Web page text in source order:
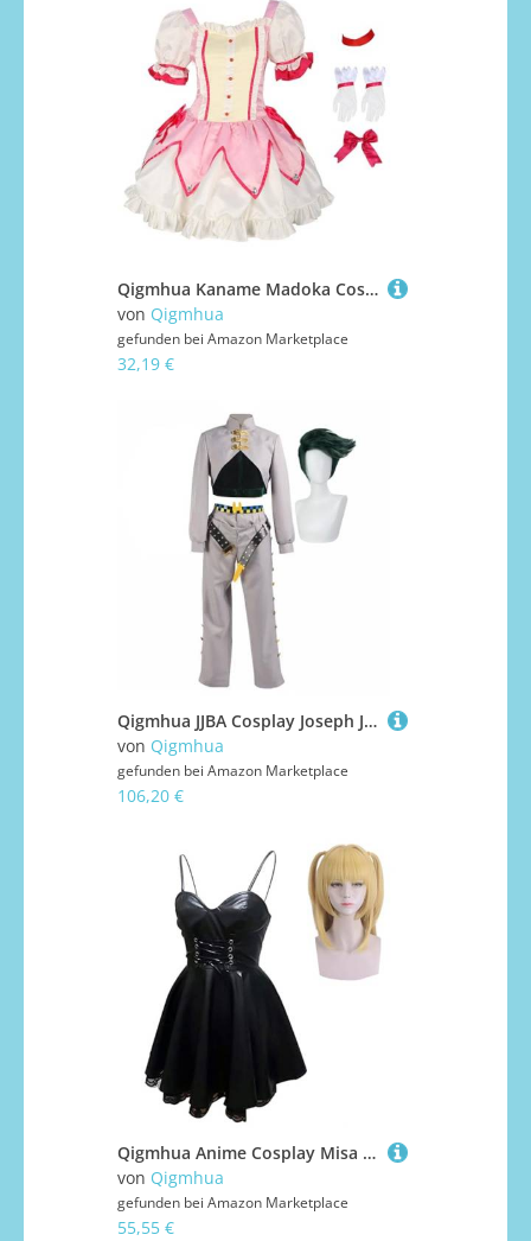
Qigmhua Kaname Madoka Cosplay Kostüm Outfit Uniformkleid Komplettes Set mit Handschuhen Socken Halloween Karneval Party Rollenspiel Anzug für Frauen
von Qigmhua
gefunden bei Amazon Marketplace
32,19 €
Qigmhua JJBA Cosplay Joseph Joestar/Kishibe Rohan Kostüm Anime-Männer-Cosplay Outfits mit Accessoires Halloween Rollenspiel Kostümanzüge
von Qigmhua
gefunden bei Amazon Marketplace
106,20 €
Qigmhua Anime Cosplay Misa Amane Gothic Kleid Halloween Kostüm Misa Amane Schuluniform Ballkleid Weste Oberteil Rock Anzug
von Qigmhua
gefunden bei Amazon Marketplace
55,55 €